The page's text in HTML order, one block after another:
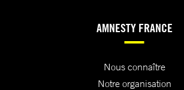
AMNESTY FRANCE
Nous connaître
Notre organisation